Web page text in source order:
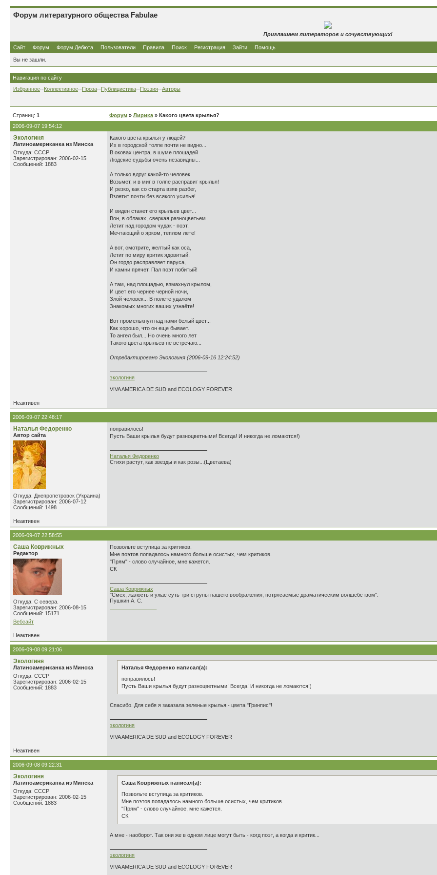
Форум литературного общества Fabulae
Приглашаем литераторов и сочувствующих!
Сайт Форум Форум Дебюта Пользователи Правила Поиск Регистрация Зайти Помощь
Вы не зашли.
Навигация по сайту
Избранное--Коллективное--Проза--Публицистика--Поэзия--Авторы
Страниц: 1 Форум » Лирика » Какого цвета крылья?
2006-09-07 19:54:12
Экологиня
Латиноамериканка из Минска
Откуда: СССР
Зарегистрирован: 2006-02-15
Сообщений: 1883
Какого цвета крылья у людей?
Их в городской толпе почти не видно...
В оковах центра, в шуме площадей
Людские судьбы очень незавидны...
А только вдруг какой-то человек
Возьмет, и в миг в толпе расправит крылья!
И резко, как со старта взяв разбег,
Взлетит почти без всякого усилья!
И виден станет его крыльев цвет...
Вон, в облаках, сверкая разноцветьем
Летит над городом чудак - поэт,
Мечтающий о ярком, теплом лете!
А вот, смотрите, желтый как оса,
Летит по миру критик ядовитый,
Он гордо расправляет паруса,
И камни прячет. Пал поэт побитый!
А там, над площадью, взмахнул крылом,
И цвет его чернее черной ночи,
Злой человек... В полете удалом
Знакомых многих ваших узнаёте!
Вот промелькнул над нами белый цвет...
Как хорошо, что он еще бывает.
То ангел был... Но очень много лет
Такого цвета крыльев не встречаю...
Отредактировано Экологиня (2006-09-16 12:24:52)
экологиня
VIVA AMERICA DE SUD and ECOLOGY FOREVER
Неактивен
2006-09-07 22:48:17
Наталья Федоренко
Автор сайта
Откуда: Днепропетровск (Украина)
Зарегистрирован: 2006-07-12
Сообщений: 1498
понравилось!
Пусть Ваши крылья будут разноцветными! Всегда! И никогда не ломаются!)
Наталья Федоренко
Стихи растут, как звезды и как розы...(Цветаева)
Неактивен
2006-09-07 22:58:55
Саша Коврижных
Редактор
Откуда: С севера.
Зарегистрирован: 2006-08-15
Сообщений: 15171
Вебсайт
Позвольте вступица за критиков.
Мне поэтов попадалось намного больше осистых, чем критиков.
"Прям" - слово случайное, мне кажется.
СК
Саша Коврижных
"Смех, жалость и ужас суть три струны нашего воображения, потрясаемые драматическим волшебством".
Пушкин А. С.
Неактивен
2006-09-08 09:21:06
Экологиня
Латиноамериканка из Минска
Откуда: СССР
Зарегистрирован: 2006-02-15
Сообщений: 1883
Наталья Федоренко написал(а):
понравилось!
Пусть Ваши крылья будут разноцветными! Всегда! И никогда не ломаются!)
Спасибо. Для себя я заказала зеленые крылья - цвета "Гринпис"!
экологиня
VIVA AMERICA DE SUD and ECOLOGY FOREVER
Неактивен
2006-09-08 09:22:31
Экологиня
Латиноамериканка из Минска
Откуда: СССР
Зарегистрирован: 2006-02-15
Сообщений: 1883
Саша Коврижных написал(а):
Позвольте вступица за критиков.
Мне поэтов попадалось намного больше осистых, чем критиков.
"Прям" - слово случайное, мне кажется.
СК
А мне - наоборот. Так они же в одном лице могут быть - когд поэт, а когда и критик...
экологиня
VIVA AMERICA DE SUD and ECOLOGY FOREVER